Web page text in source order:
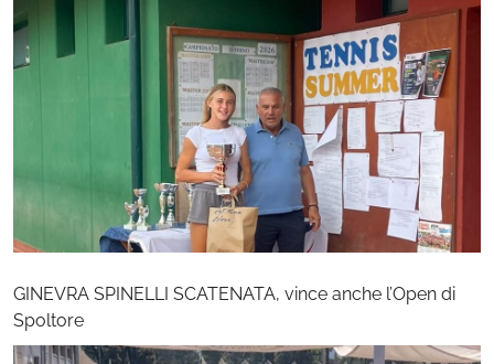
GINEVRA SPINELLI SCATENATA, vince anche l’Open di
Spoltore